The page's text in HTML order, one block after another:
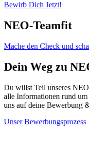
Bewirb Dich Jetzt!
NEO-Teamfit
Mache den Check und
Dein Weg zu
Du willst Teil unseres
alle Informationen rund
uns auf deine Bewerbung
Unser Bewerbungsprozess